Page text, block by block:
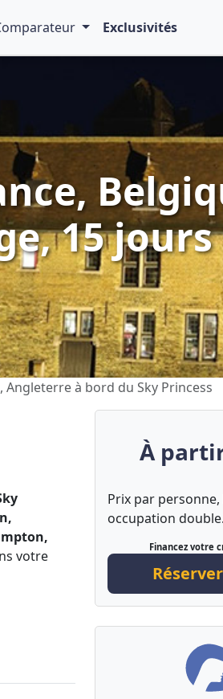
Exclusivités
15 jours
à bord du Sky Princess
votre
À
Prix par
occupation double.
Financez votre